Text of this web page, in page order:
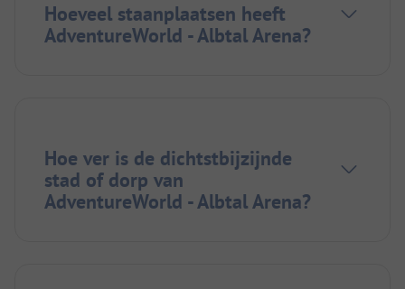
Hoeveel staanplaatsen heeft
AdventureWorld - Albtal Arena?
Hoe ver is de dichtstbijzijnde
stad of dorp van
AdventureWorld - Albtal Arena?